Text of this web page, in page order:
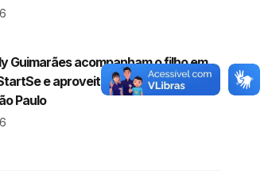
Guimarães acompanham o filho em
e aproveitam temporada em
Paulo